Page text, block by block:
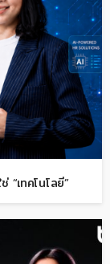
“เทคโนโลยี”